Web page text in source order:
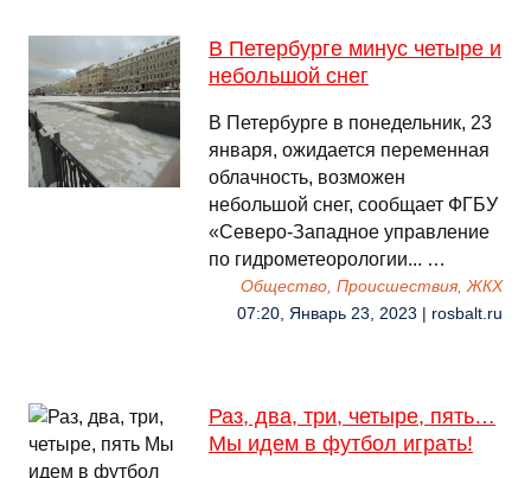
В Петербурге минус четыре и
небольшой снег
В Петербурге в понедельник, 23
января, ожидается переменная
облачность, возможен
небольшой снег, сообщает ФГБУ
«Северо-Западное управление
по гидрометеорологии... …
Общество, Происшествия, ЖКХ
07:20, Январь 23, 2023 | rosbalt.ru
Раз, два, три, четыре, пять…
Мы идем в футбол играть!